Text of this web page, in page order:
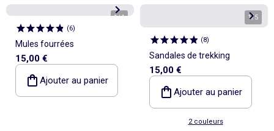
1/4
(6)
Mules fourrées
15,00 €
Ajouter au panier
1/5
(8)
Sandales de trekking
15,00 €
Ajouter au panier
2 couleurs